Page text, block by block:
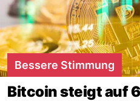
Bessere Stimmung
Bitcoin steigt auf